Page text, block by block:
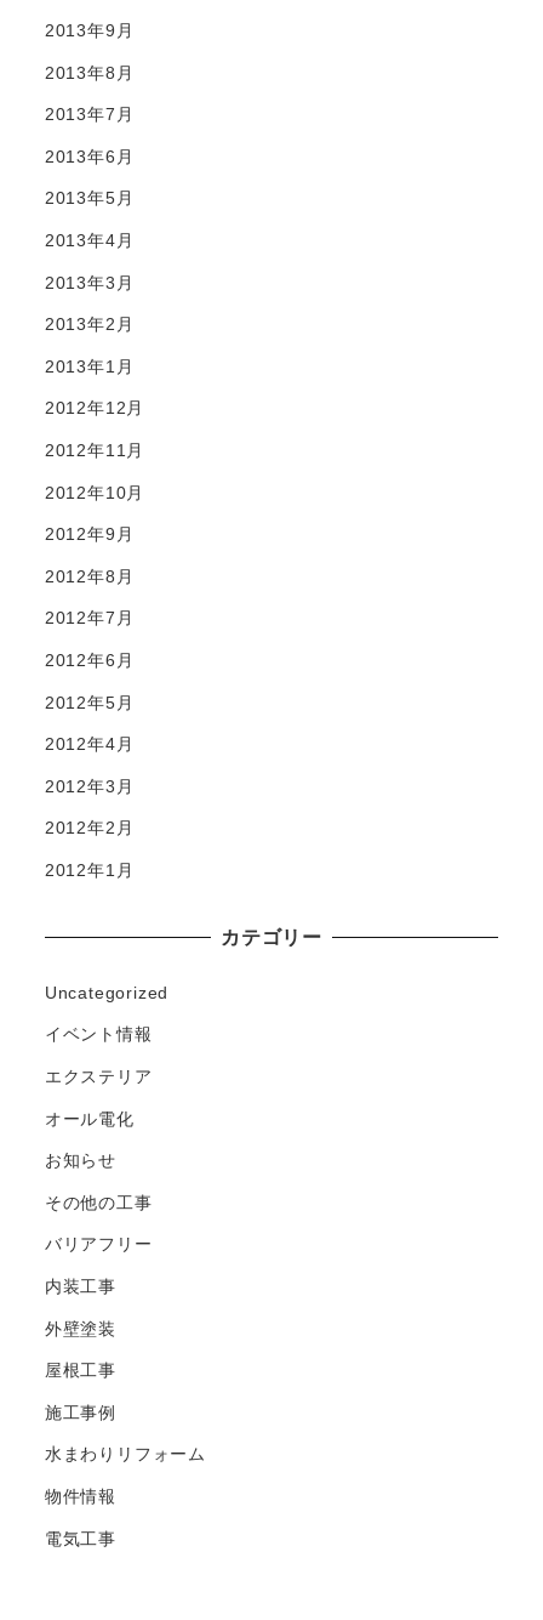
2013年9月
2013年8月
2013年7月
2013年6月
2013年5月
2013年4月
2013年3月
2013年2月
2013年1月
2012年12月
2012年11月
2012年10月
2012年9月
2012年8月
2012年7月
2012年6月
2012年5月
2012年4月
2012年3月
2012年2月
2012年1月
カテゴリー
Uncategorized
イベント情報
エクステリア
オール電化
お知らせ
その他の工事
バリアフリー
内装工事
外壁塗装
屋根工事
施工事例
水まわりリフォーム
物件情報
電気工事